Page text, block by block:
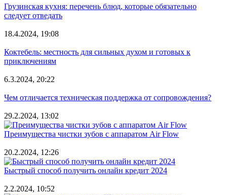
Грузинская кухня: перечень блюд, которые обязательно
следует отведать
18.4.2024, 19:08
Коктебель: местность для сильных духом и готовых к
приключениям
6.3.2024, 20:22
Чем отличается техническая поддержка от сопровождения?
29.2.2024, 13:02
Преимущества чистки зубов с аппаратом Air Flow
20.2.2024, 12:26
Быстрый способ получить онлайн кредит 2024
2.2.2024, 10:52